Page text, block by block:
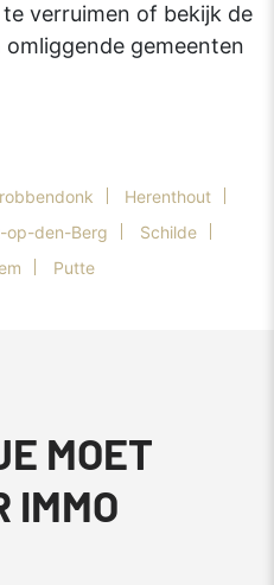
verruimen of bekijk de
gemeenten
Herenthout
op-den-Berg
Schilde
Putte
MOET
IMMO